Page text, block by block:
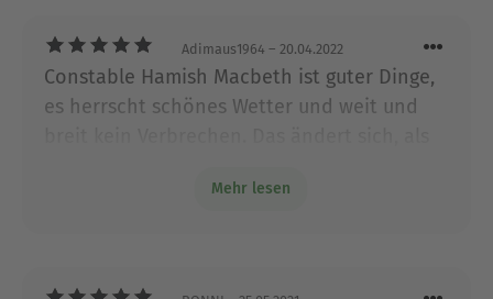
Adimaus1964 – 20.04.2022
Constable Hamish Macbeth ist guter Dinge,
es herrscht schönes Wetter und weit und
einchecken. Wunderbar erzählt, wie die
Mehr lesen